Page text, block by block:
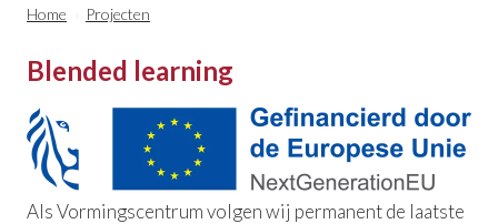
Home Projecten
Blended learning
Als Vormingscentrum volgen wij permanent de laatste